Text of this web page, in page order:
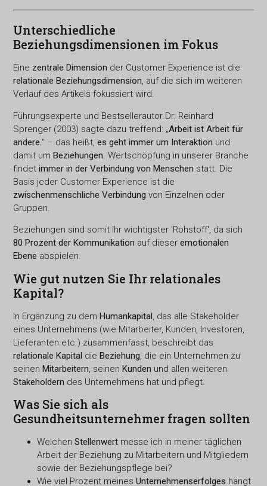
Unterschiedliche
Beziehungsdimensionen im Fokus
Eine zentrale Dimension der Customer Experience ist die
relationale Beziehungsdimension, auf die sich im weiteren
Verlauf des Artikels fokussiert wird.
Führungsexperte und Bestsellerautor Dr. Reinhard
Sprenger (2003) sagte dazu treffend: „Arbeit ist Arbeit für
andere.“ – das heißt,es geht immer um Interaktion und
damit umBeziehungen. Wertschöpfung in unserer Branche
findetimmer in der Verbindung von Menschen statt. Die
Basis jeder Customer Experience ist die
zwischenmenschliche Verbindung von Einzelnen oder
Gruppen.
Beziehungen sind somit Ihr wichtigster 'Rohstoff', da sich
80 Prozent der Kommunikation auf dieseremotionalen
Ebene abspielen.
Wie gut nutzen Sie Ihr relationales
Kapital?
In Ergänzung zu demHumankapital , das alle Stakeholder
eines Unternehmens (wie Mitarbeiter, Kunden, Investoren,
Lieferanten etc.) zusammenfasst, beschreibt das
relationale Kapital dieBeziehung , die ein Unternehmen zu
seinenMitarbeitern , seinenKunden und allen weiteren
Stakeholdern des Unternehmens hat und pflegt.
Was Sie sich als
Gesundheitsunternehmer fragen sollten
WelchenStellenwert messe ich in meiner täglichen
Arbeit der Beziehung zu Mitarbeitern und Mitgliedern
sowie der Beziehungspflege bei?
Wie viel Prozent meinesUnternehmenserfolges hängt